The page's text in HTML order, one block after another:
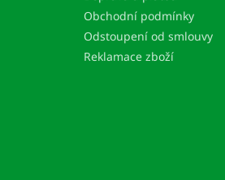
Obchodní podmínky
Odstoupení od smlouvy
Reklamace zboží